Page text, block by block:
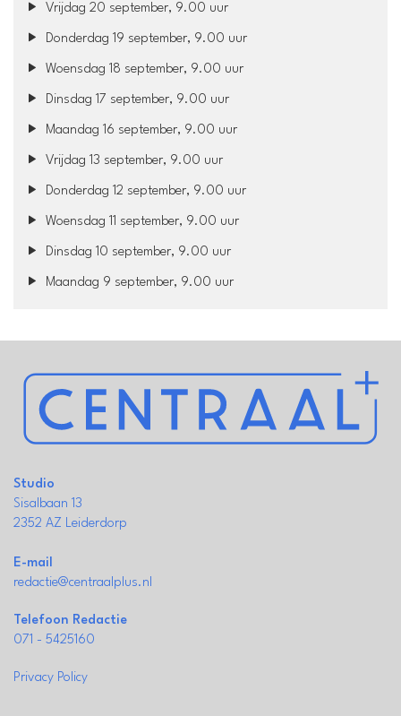
Vrijdag 20 september, 9.00 uur
Donderdag 19 september, 9.00 uur
Woensdag 18 september, 9.00 uur
Dinsdag 17 september, 9.00 uur
Maandag 16 september, 9.00 uur
Vrijdag 13 september, 9.00 uur
Donderdag 12 september, 9.00 uur
Woensdag 11 september, 9.00 uur
Dinsdag 10 september, 9.00 uur
Maandag 9 september, 9.00 uur
Studio
Sisalbaan 13
2352 AZ Leiderdorp
E-mail
redactie@centraalplus.nl
Telefoon Redactie
071 - 5425160
Privacy Policy